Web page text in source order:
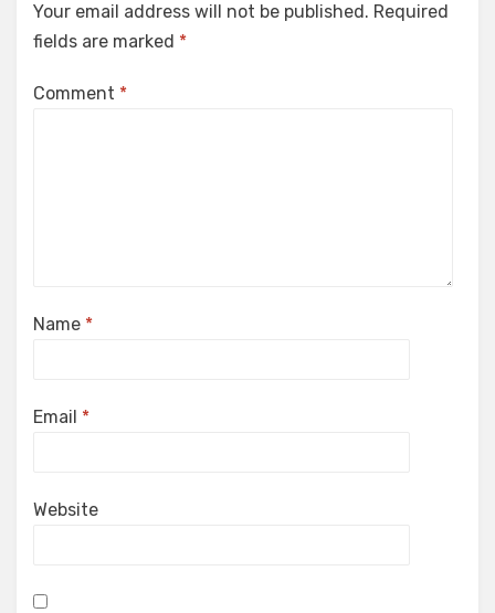
Your email address will not be published. Required
fields are marked *
Comment *
Name *
Email *
Website